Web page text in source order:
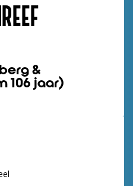
&
106 jaar)